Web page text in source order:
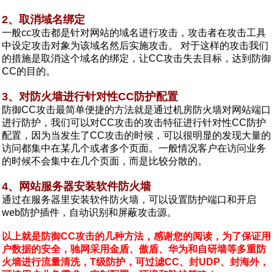
2、取消域名绑定
一般cc攻击都是针对网站的域名进行攻击，攻击者在攻击工具
中设定攻击对象为该域名然后实施攻击。 对于这样的攻击我们
的措施是取消这个域名的绑定，让CC攻击失去目标，达到防御
CC的目的。
3、对防火墙进行针对性CC防护配置
防御CC攻击最简单便捷的方法就是通过机房防火墙对网站端口
进行防护，我们可以对CC攻击的攻击特征进行针对性CC防护
配置，因为当发生了CC攻击的时候，可以很明显的发现大量的
访问都集中在某几个或者多个页面。一般情况客户在访问业务
的时候不会集中在几个页面，而是比较分散的。
4、网站服务器安装软件防火墙
通过在服务器里安装软件防火墙，可以设置防护端口和开启
web防护插件，自动识别和屏蔽攻击源。
以上就是防御CC攻击的几种方法，感谢您的阅读，为了保证用
户数据的安全，驰网采用金盾、傲盾、华为和自研墙等多重防
火墙进行流量清洗，T级防护，可过滤CC、封UDP、封海外，